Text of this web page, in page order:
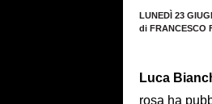
LUNEDÌ 23
di FRANCESCO
Luca
rosa ha